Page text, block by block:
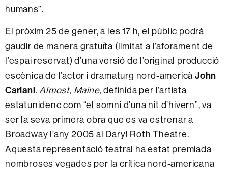
humans”.
El pròxim 25 de gener, a les 17 h, el públic podrà
gaudir de manera gratuïta (limitat a l’aforament de
l’espai reservat) d’una versió de l’original producció
escènica de l’actor i dramaturg nord-americà John
Cariani.Almost, Maine, definida per l’artista
estatunidenc com “el somni d’una nit d’hivern”, va
ser la seva primera obra que es va estrenar a
Broadway l’any 2005 al Daryl Roth Theatre.
Aquesta representació teatral ha estat premiada
nombroses vegades per la crítica nord-americana